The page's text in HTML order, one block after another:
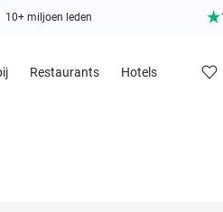
10+ miljoen leden
Restaurants Hotels